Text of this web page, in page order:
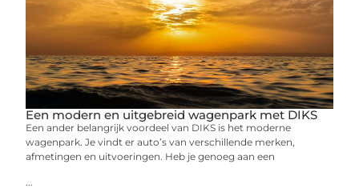
Een modern en uitgebreid wagenpark met DIKS
Een ander belangrijk voordeel van DIKS is het moderne
wagenpark. Je vindt er auto’s van verschillende merken,
afmetingen en uitvoeringen. Heb je genoeg aan een
...